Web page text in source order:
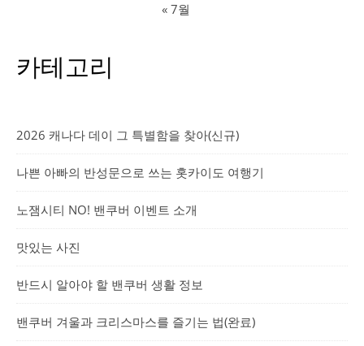
« 7월
카테고리
2026 캐나다 데이 그 특별함을 찾아(신규)
나쁜 아빠의 반성문으로 쓰는 홋카이도 여행기
노잼시티 NO! 밴쿠버 이벤트 소개
맛있는 사진
반드시 알아야 할 밴쿠버 생활 정보
밴쿠버 겨울과 크리스마스를 즐기는 법(완료)